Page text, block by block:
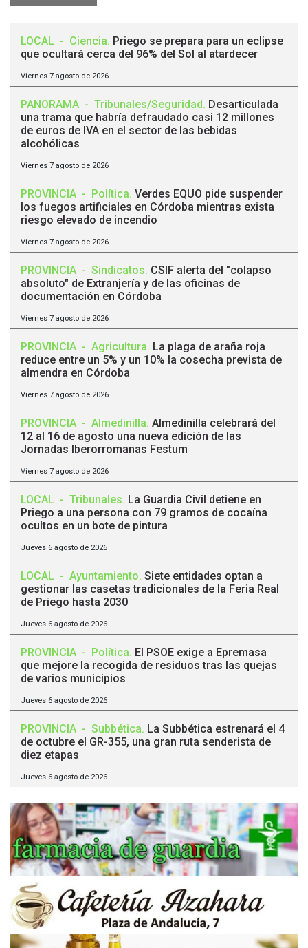
LOCAL - Ciencia. Priego se prepara para un eclipse
que ocultará cerca del 96% del Sol al atardecer
Viernes 7 agosto de 2026
PANORAMA - Tribunales/Seguridad. Desarticulada
una trama que habría defraudado casi 12 millones
de euros de IVA en el sector de las bebidas
alcohólicas
Viernes 7 agosto de 2026
PROVINCIA - Política. Verdes EQUO pide suspender
los fuegos artificiales en Córdoba mientras exista
riesgo elevado de incendio
Viernes 7 agosto de 2026
PROVINCIA - Sindicatos. CSIF alerta del "colapso
absoluto" de Extranjería y de las oficinas de
documentación en Córdoba
Viernes 7 agosto de 2026
PROVINCIA - Agricultura. La plaga de araña roja
reduce entre un 5% y un 10% la cosecha prevista de
almendra en Córdoba
Viernes 7 agosto de 2026
PROVINCIA - Almedinilla. Almedinilla celebrará del
12 al 16 de agosto una nueva edición de las
Jornadas Iberorromanas Festum
Viernes 7 agosto de 2026
LOCAL - Tribunales. La Guardia Civil detiene en
Priego a una persona con 79 gramos de cocaína
ocultos en un bote de pintura
Jueves 6 agosto de 2026
LOCAL - Ayuntamiento. Siete entidades optan a
gestionar las casetas tradicionales de la Feria Real
de Priego hasta 2030
Jueves 6 agosto de 2026
PROVINCIA - Política. El PSOE exige a Epremasa
que mejore la recogida de residuos tras las quejas
de varios municipios
Jueves 6 agosto de 2026
PROVINCIA - Subbética. La Subbética estrenará el 4
de octubre el GR-355, una gran ruta senderista de
diez etapas
Jueves 6 agosto de 2026